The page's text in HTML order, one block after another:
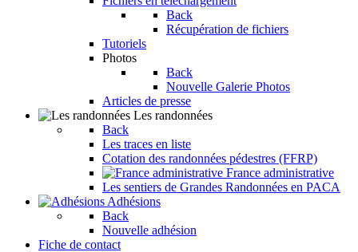
Back
Récupération de fichiers
Tutoriels
Photos
Back
Nouvelle Galerie Photos
Articles de presse
Les randonnées
Back
Les traces en liste
Cotation des randonnées pédestres (FFRP)
France administrative
Les sentiers de Grandes Randonnées en PACA
Adhésions
Back
Nouvelle adhésion
Fiche de contact